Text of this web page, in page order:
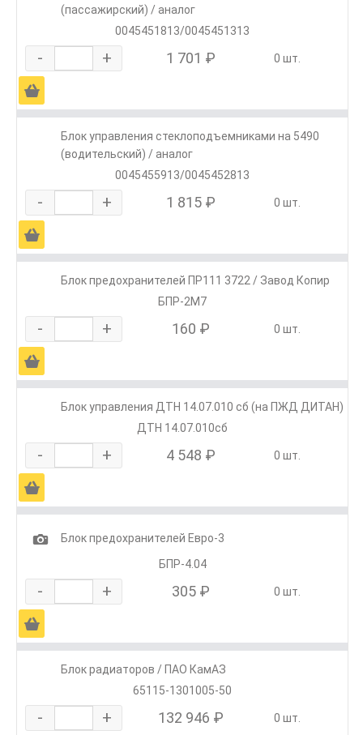
(пассажирский) / аналог
0045451813/0045451313
- + 1 701 ₽ 0 шт.
Ä
Блок управления стеклоподъемниками на 5490
(водительский) / аналог
0045455913/0045452813
- + 1 815 ₽ 0 шт.
Ä
Блок предохранителей ПР111 3722 / Завод Копир
БПР-2М7
- + 160 ₽ 0 шт.
Ä
Блок управления ДТН 14.07.010 сб (на ПЖД ДИТАН)
ДТН 14.07.010сб
- + 4 548 ₽ 0 шт.
Ä
1
Блок предохранителей Евро-3
БПР-4.04
- + 305 ₽ 0 шт.
Ä
Блок радиаторов / ПАО КамАЗ
65115-1301005-50
- + 132 946 ₽ 0 шт.